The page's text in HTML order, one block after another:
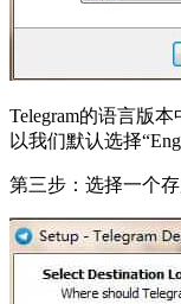
Telegram的语言版
以我们默认选择
第三步：选择一个存